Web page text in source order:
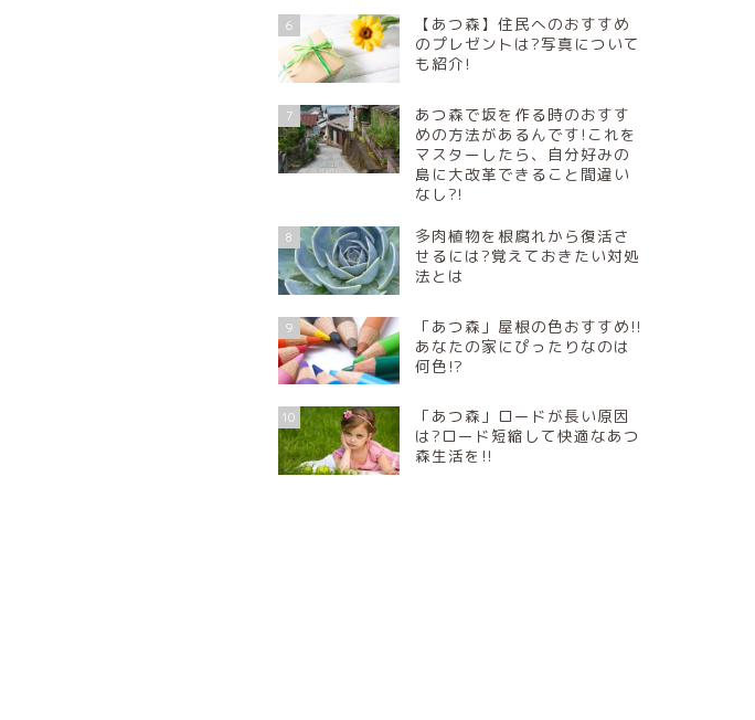
6
【あつ森】住民へのおすすめ
のプレゼントは?写真について
も紹介!
7
あつ森で坂を作る時のおすす
めの方法があるんです!これを
マスターしたら、自分好みの
島に大改革できること間違い
なし?!
8
多肉植物を根腐れから復活さ
せるには?覚えておきたい対処
法とは
9
「あつ森」屋根の色おすすめ!!
あなたの家にぴったりなのは
何色!?
10
「あつ森」ロードが長い原因
は?ロード短縮して快適なあつ
森生活を!!